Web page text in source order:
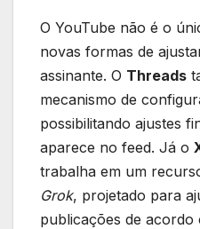
O YouTube não é o
novas formas de
assinante. O Threads
mecanismo de
possibilitando ajustes
aparece no feed. Já o
trabalha em um
Grok, projetado para
publicações de